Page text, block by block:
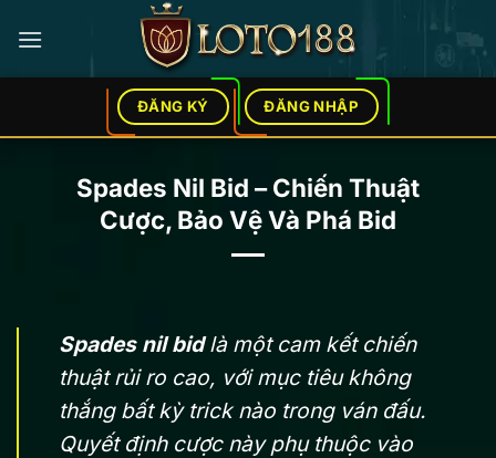
qua
ĐĂNG KÝ ĐĂNG NHẬP
Spades Nil Bid – Chiến Thuật
Cược, Bảo Vệ Và Phá Bid
Spades nil bidlà một cam kết chiến
thuật rủi ro cao, với mục tiêu không
thắng bất kỳ trick nào trong ván đấu.
Quyết định cược này phụ thuộc vào